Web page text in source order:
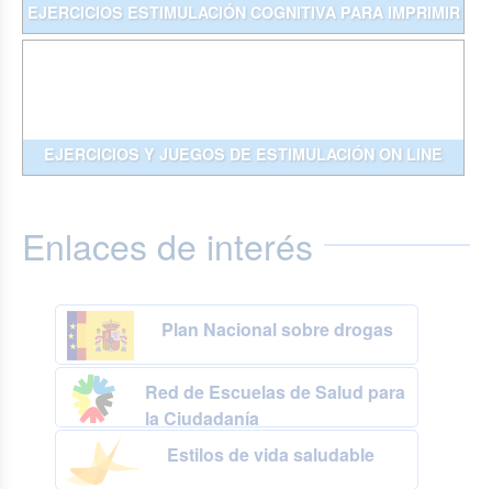
EJERCICIOS ESTIMULACIÓN COGNITIVA PARA IMPRIMIR
EJERCICIOS Y JUEGOS DE ESTIMULACIÓN ON LINE
Enlaces de interés
Plan Nacional sobre drogas
Red de Escuelas de Salud para
la Ciudadanía
Estilos de vida saludable